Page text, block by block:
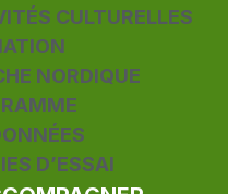
CULTURELLES
NORDIQUE
D’ESSAI